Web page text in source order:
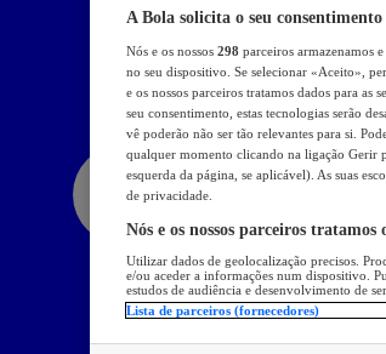
A Bola solicita o seu
Nós e os nossos 298 parceiros armazenamos
no seu dispositivo. Se selecionar «Aceito»,
e os nossos parceiros tratamos dados para
seu consentimento, estas tecnologias serão
vê poderão não ser tão relevantes para si.
qualquer momento clicando na ligação Gerir
esquerda da página, se aplicável). As suas
de privacidade.
Nós e os nossos parceiros
Utilizar dados de geolocalização precisos.
e/ou aceder a informações num dispositivo.
estudos de audiência e desenvolvimento de
Lista de parceiros (fornecedores)